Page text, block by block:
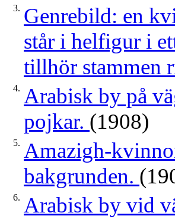
3. Genrebild: en
står i helfigur i
tillhör stammen
4. Arabisk by på
pojkar. (1908)
5. Amazigh-
bakgrunden.
6. Arabisk by vid